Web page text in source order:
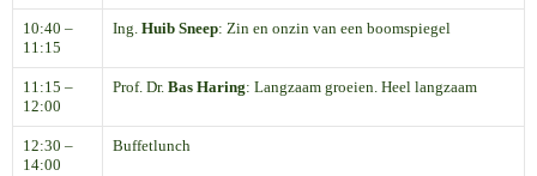
10:40 –
11:15
Ing. Huib Sneep: Zin en onzin van een boomspiegel
11:15 –
12:00
Prof. Dr. Bas Haring: Langzaam groeien. Heel langzaam
12:30 –
14:00
Buffetlunch